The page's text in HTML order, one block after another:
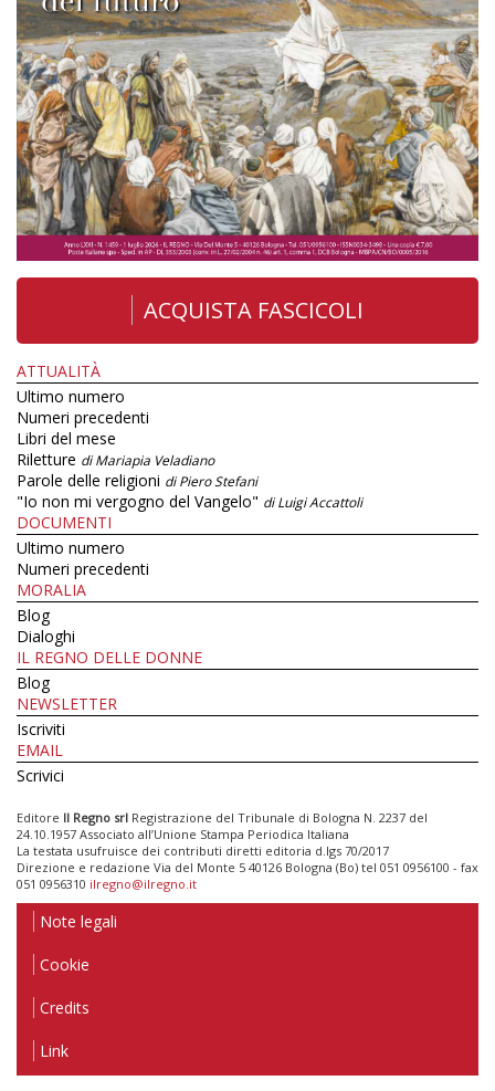
ACQUISTA FASCICOLI
ATTUALITÀ
Ultimo numero
Numeri precedenti
Libri del mese
Riletture di Mariapia Veladiano
Parole delle religioni di Piero Stefani
"Io non mi vergogno del Vangelo" di Luigi Accattoli
DOCUMENTI
Ultimo numero
Numeri precedenti
MORALIA
Blog
Dialoghi
IL REGNO DELLE DONNE
Blog
NEWSLETTER
Iscriviti
EMAIL
Scrivici
Editore Il Regno srl Registrazione del Tribunale di Bologna N. 2237 del
24.10.1957 Associato all’Unione Stampa Periodica Italiana
La testata usufruisce dei contributi diretti editoria d.lgs 70/2017
Direzione e redazione Via del Monte 5 40126 Bologna (Bo) tel 051 0956100 - fax
051 0956310 ilregno@ilregno.it
Note legali
Cookie
Credits
Link